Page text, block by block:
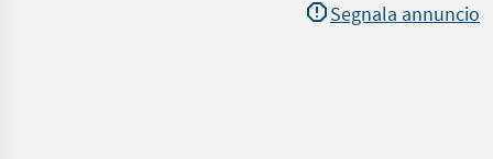
Segnala annuncio